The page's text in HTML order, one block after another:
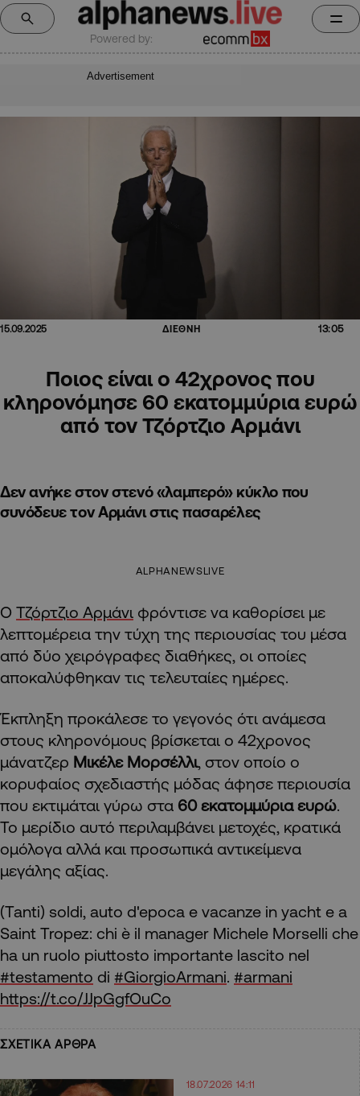
Powered by:
Advertisement
15.09.2025 ΔΙΕΘΝΗ 13:05
Ποιος είναι ο 42χρονος που
κληρονόμησε 60 εκατομμύρια ευρώ
από τον Τζόρτζιο Αρμάνι
Δεν ανήκε στον στενό «λαμπερό» κύκλο που
συνόδευε τον Αρμάνι στις πασαρέλες
ALPHANEWSLIVE
Ο Τζόρτζιο Αρμάνι φρόντισε να καθορίσει με
λεπτομέρεια την τύχη της περιουσίας του μέσα
από δύο χειρόγραφες διαθήκες, οι οποίες
αποκαλύφθηκαν τις τελευταίες ημέρες.
Έκπληξη προκάλεσε το γεγονός ότι ανάμεσα
στους κληρονόμους βρίσκεται ο 42χρονος
μάνατζερ Μικέλε Μορσέλλι, στον οποίο ο
κορυφαίος σχεδιαστής μόδας άφησε περιουσία
που εκτιμάται γύρω στα 60 εκατομμύρια ευρώ.
Το μερίδιο αυτό περιλαμβάνει μετοχές, κρατικά
ομόλογα αλλά και προσωπικά αντικείμενα
μεγάλης αξίας.
(Tanti) soldi, auto d'epoca e vacanze in yacht e a
Saint Tropez: chi è il manager Michele Morselli che
ha un ruolo piuttosto importante lascito nel
#testamento di #GiorgioArmani. #armani
https://t.co/JJpGgfOuCo
ΣΧΕΤΙΚΑ ΑΡΘΡΑ
18.07.2026 14:11